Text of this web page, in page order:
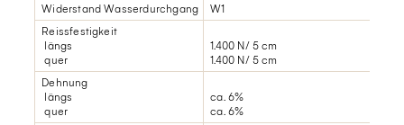
Widerstand Wasserdurchgang
W1
Reissfestigkeit
längs
quer
1.400 N/ 5 cm
1.400 N/ 5 cm
Dehnung
längs
quer
ca. 6%
ca. 6%